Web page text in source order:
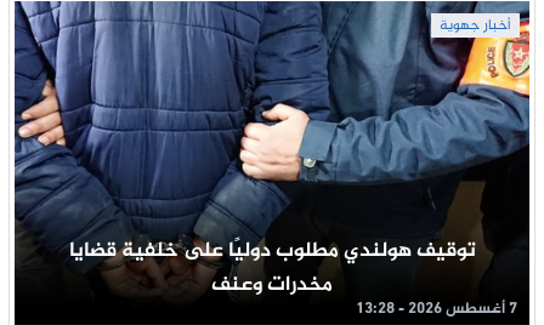
أخبار جهوية
توقيف هولندي مطلوب دوليًا على خلفية قضايا
مخدرات وعنف
7 أغسطس 2026 - 13:28